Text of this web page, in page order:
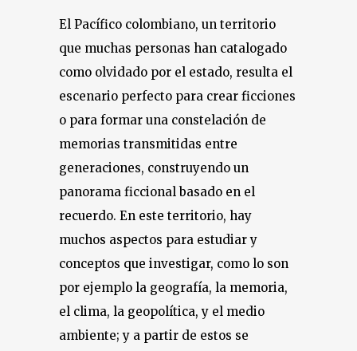
El Pacífico colombiano, un territorio
que muchas personas han catalogado
como olvidado por el estado, resulta el
escenario perfecto para crear ficciones
o para formar una constelación de
memorias transmitidas entre
generaciones, construyendo un
panorama ficcional basado en el
recuerdo. En este territorio, hay
muchos aspectos para estudiar y
conceptos que investigar, como lo son
por ejemplo la geografía, la memoria,
el clima, la geopolítica, y el medio
ambiente; y a partir de estos se